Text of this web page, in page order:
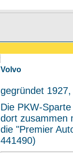
Volvo
gegründet
Die PKW-
dort zusammen
die "Premier
441490)